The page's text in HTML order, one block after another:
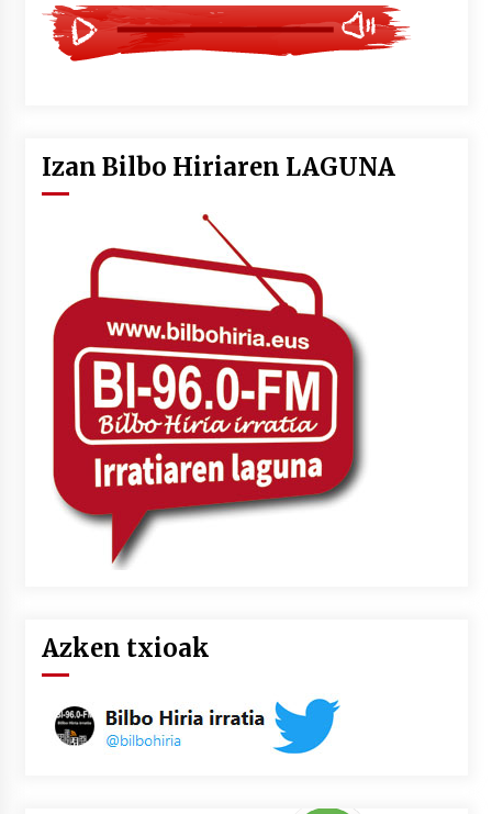
Izan Bilbo Hiriaren LAGUNA
Azken txioak